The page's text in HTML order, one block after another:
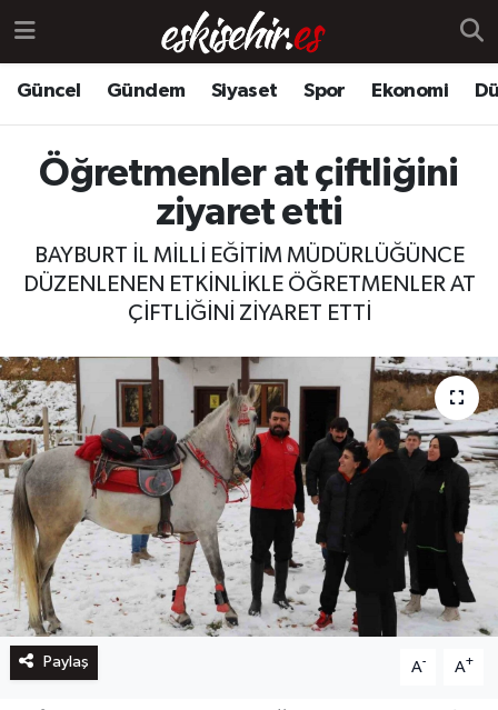
Güncel Gündem Siyaset Spor Ekonomi
Öğretmenler at çiftliğini
ziyaret etti
BAYBURT İL MİLLİ EĞİTİM MÜDÜRLÜĞÜNCE
DÜZENLENEN ETKİNLİKLE ÖĞRETMENLER AT
ÇİFTLİĞİNİ ZİYARET ETTİ
Paylaş A- A+